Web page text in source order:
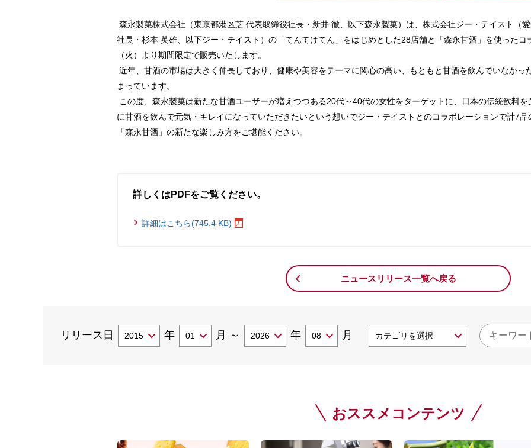
森永製菓株式会社（東京都港区芝 代表取締役社長・新井 徹、以下森永製菓）は、株式会社ジー・テイスト（
社長・杉本 英雄、以下ジー・テイスト）の「てんてけてん」をはじめとした28店舗と「森永甘酒」を使った
（火）より期間限定で販売いたします。
近年、甘酒の市場は大きく伸長しており、健康や美容をテーマに関心の高い、もともと甘酒を飲んでいなか
まっています。
この度、森永製菓は新たな甘酒ユーザーが増えつつある20代～40代の女性をターゲットに、日本の伝統飲料
に甘酒を飲んで元気・キレイになっていただきたいという想いでジー・テイストとのコラボレーションで計7
「森永甘酒」の新たな楽しみ方をご堪能ください。
詳しくはPDFをご覧ください。
詳細はこちら(745.4 KB)
ニュースリリース一覧へ戻る
リリース日 年 月 ～ 年 月
おススメコンテンツ